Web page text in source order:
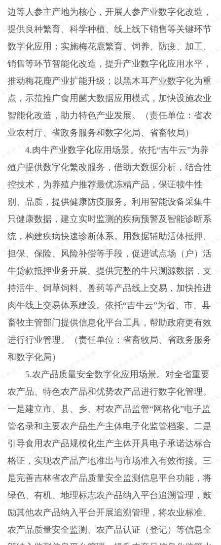
边等人参主产地为核心，开展人参产业数字化改造，
提供良种繁育、科学种植、线上线下销售等关键环节
数字化应用；实施梅花鹿繁育、饲养、防疫、加工、
销售等环节智能化改造，提升产业数字化应用水平，
推动梅花鹿产业扩能升级；以黑木耳产业数字化为重
点，示范推广食用菌大数据应用模式，加快设施农业
智能化改造，助力特色产业发展。（责任单位：省农
业农村厅、省政务服务和数字化局、省畜牧局）
4.肉牛产业数字化应用场景。依托“吉牛云”为养
殖户提供数字化繁改服务，借助大数据分析，结合性
控技术，为养殖户推荐最优冻精产品，保证犊牛性
别、品质，提供健康防疫服务。利用智能设备采集牛
只健康数据，建立实时监测的疾病预警及智能诊断系
统，构建疾病快速诊断体系。用数据辅助活体抵押、
担保、保险、风险补偿等手段，促进试点场（户）活
牛贷款抵押业务开展。提供完整的牛只溯源数据，支
持活牛、饲草饲料、兽药等产品线上交易，加快推进
肉牛线上交易体系建设。依托“吉牛云”为省、市、县
畜牧主管部门提供信息化平台工具，帮助政府更有效
进行行业管理。（责任单位：省畜牧局、省政务服务
和数字化局）
5.农产品质量安全数字化应用场景。对全省重要
农产品、特色农产品和优势农产品进行数字化管理。
一是建立市、县、乡、村农产品监管“网格化”电子监
管名录和主要农产品生产主体电子化监管档案。二是
引导食用农产品规模化生产主体开具电子承诺达标合
格证，实现农产品产地准出与市场准入有效衔接。三
是完善吉林省农产品质量安全监测信息平台功能，将
绿色、有机、地理标志农产品纳入平台追溯管理，鼓
励其他农产品纳入平台开展追溯管理，将农业标准、
农产品质量安全监测、农产品认证（登记）等信息全